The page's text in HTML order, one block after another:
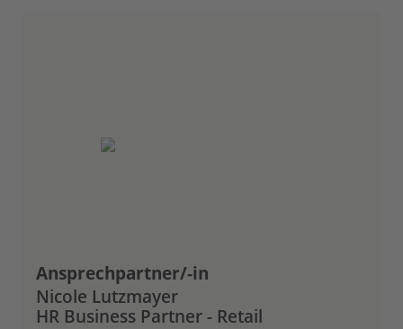
Ansprechpartner/-in
Nicole Lutzmayer
HR Business Partner - Retail